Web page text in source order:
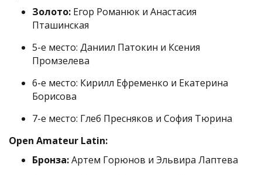
Золото: Егор Романюк и Анастасия
Пташинская
5-е место: Даниил Патокин и Ксения
Промзелева
6-е место: Кирилл Ефременко и Екатерина
Борисова
7-е место: Глеб Пресняков и София Тюрина
Open Amateur Latin:
Бронза:Артем Горюнов и Эльвира Лаптева